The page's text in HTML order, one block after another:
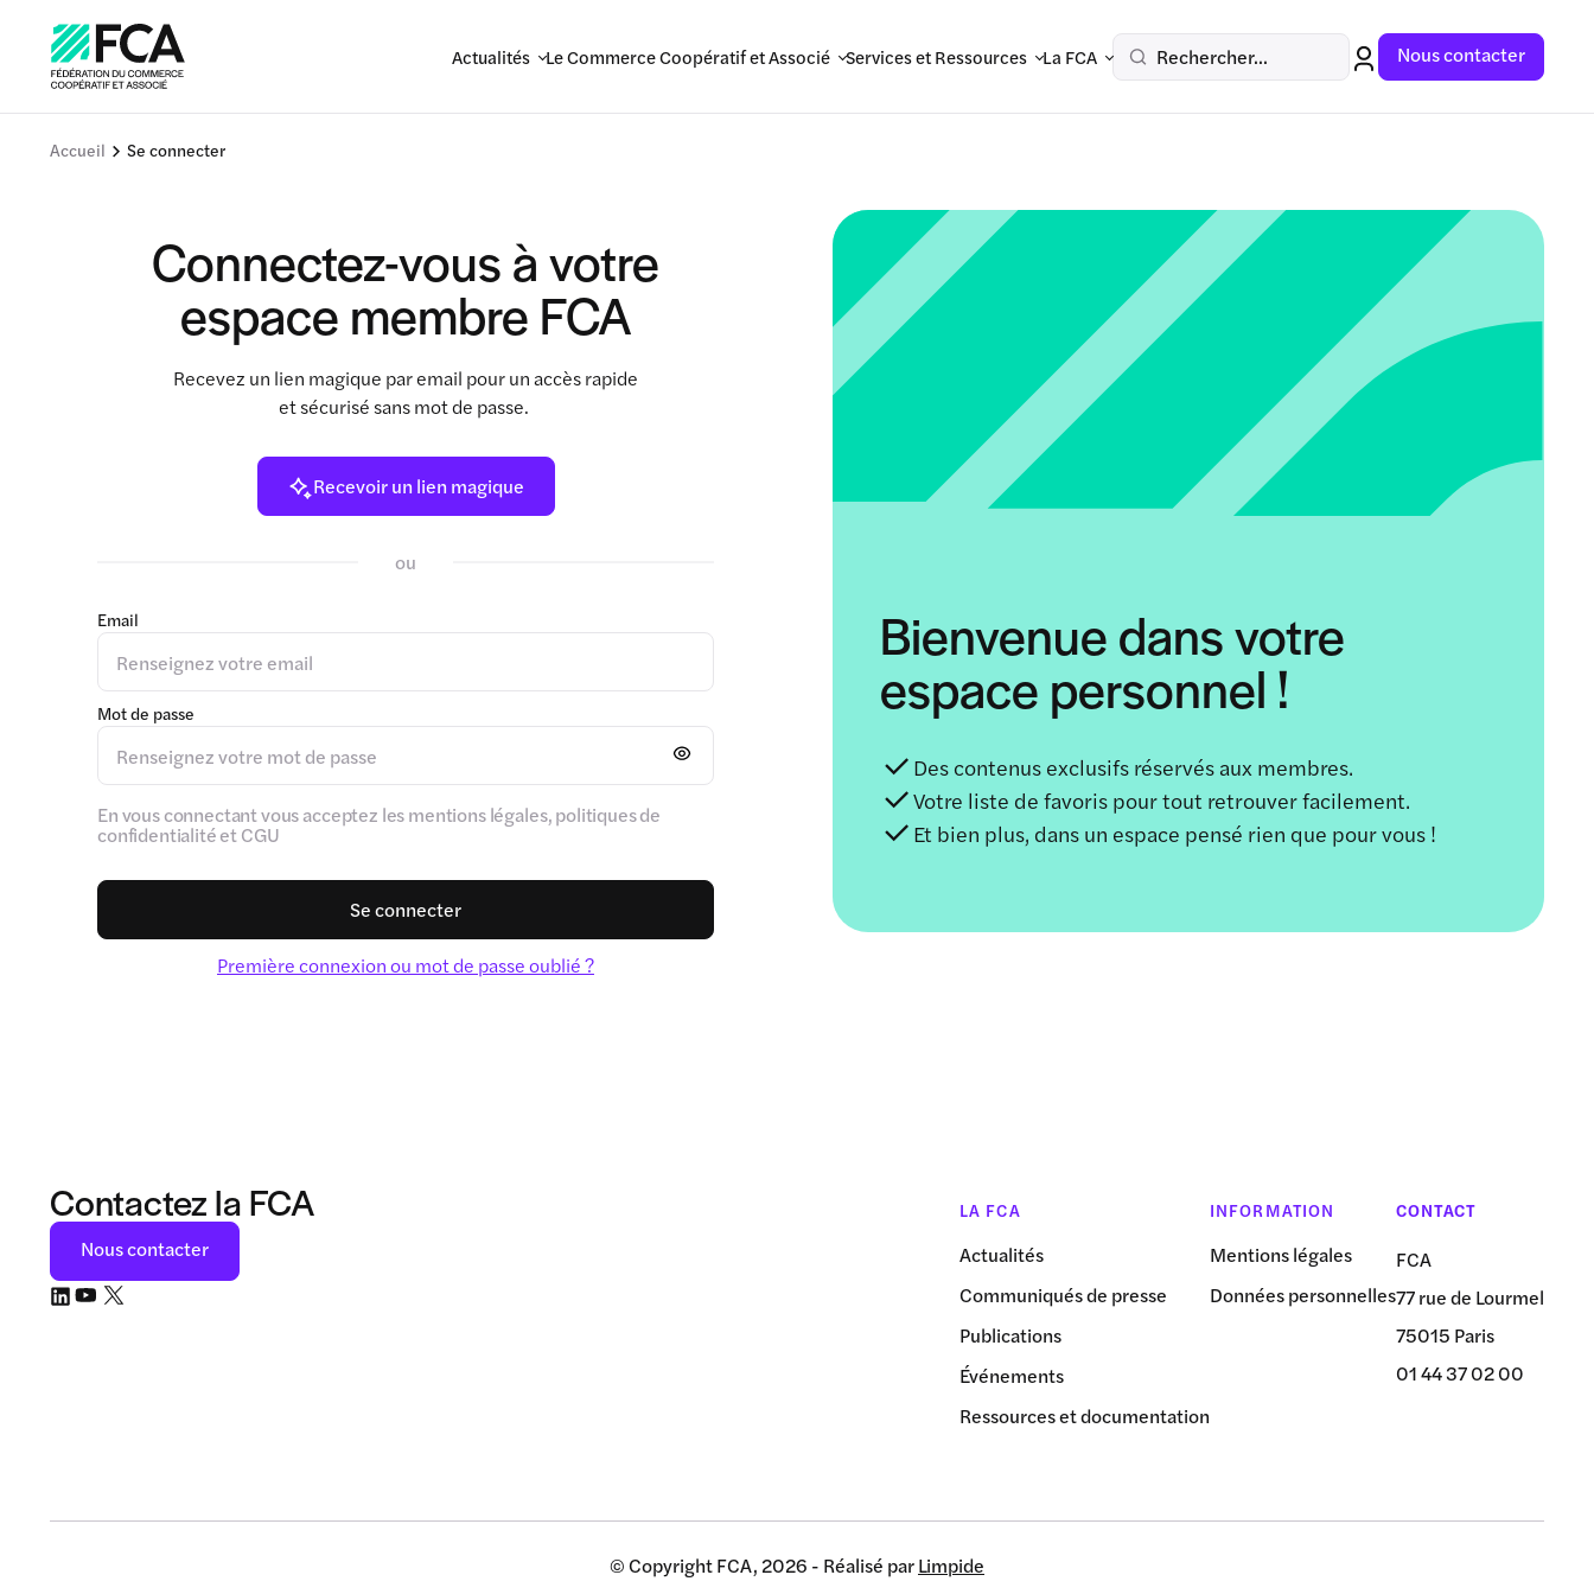
Actualités Le Commerce Coopératif et Associé Services et Ressources La FCA Rechercher... Nous contacter
Accueil Se connecter
Connectez-vous à votre
espace membre FCA
Recevez un lien magique par email pour un accès rapide
et sécurisé sans mot de passe.
Recevoir un lien magique
ou
Email
Mot de passe
En vous connectant vous acceptez les mentions légales, politiques de
confidentialité et CGU
Se connecter
Première connexion ou mot de passe oublié ?
Bienvenue dans votre
espace personnel !
Des contenus exclusifs réservés aux membres.
Votre liste de favoris pour tout retrouver facilement.
Et bien plus, dans un espace pensé rien que pour vous !
Contactez la FCA
Nous contacter
LA FCA
Actualités
Communiqués de presse
Publications
Événements
Ressources et documentation
INFORMATION
Mentions légales
Données personnelles
CONTACT
FCA
77 rue de Lourmel
75015 Paris
01 44 37 02 00
© Copyright FCA, 2026 - Réalisé parLimpide